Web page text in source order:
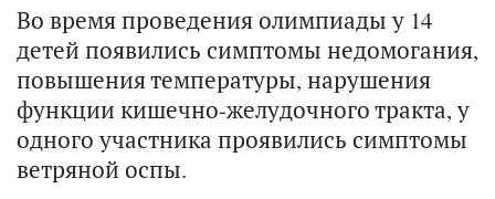
Во время проведения олимпиады у 14
детей появились симптомы недомогания,
повышения температуры, нарушения
функции кишечно-желудочного тракта, у
одного участника проявились симптомы
ветряной оспы.